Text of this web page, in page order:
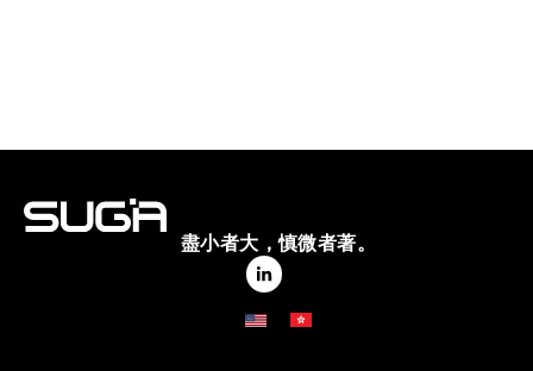
盡小者大，慎微者著。